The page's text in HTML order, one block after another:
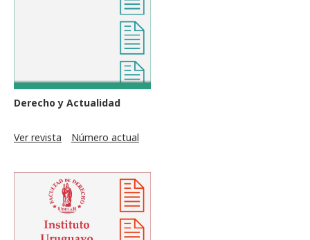
Derecho y Actualidad
Ver revista Número actual